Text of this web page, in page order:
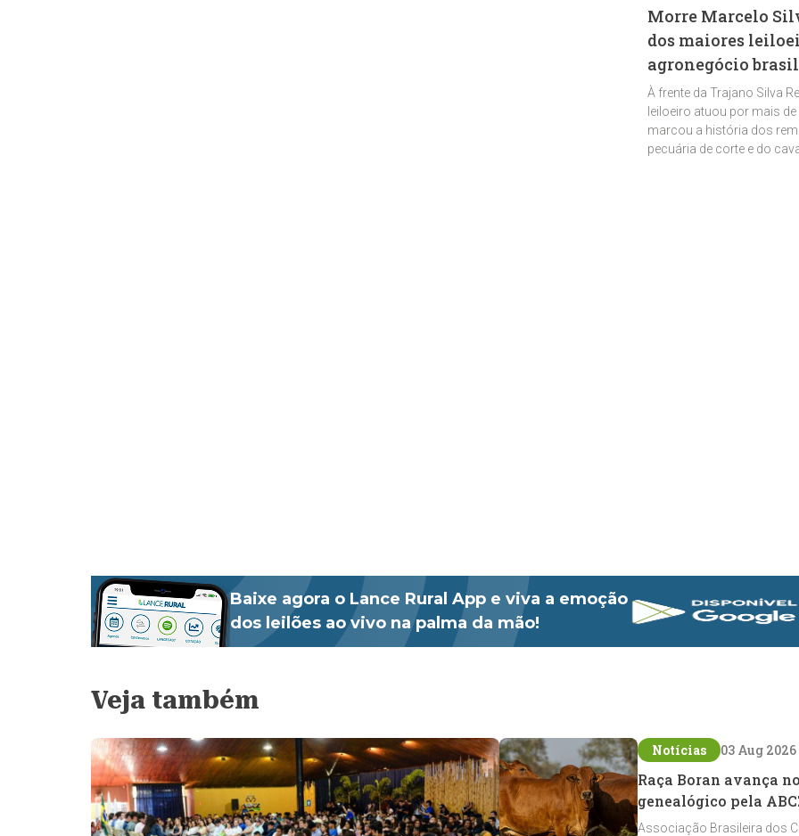
Morre Marcelo
dos maiores
agronegócio
À frente da Trajano Silva
leiloeiro atuou por mais
marcou a história dos
pecuária de corte e do
Baixe agora o Lance Rural App e viva a emoção
dos leilões ao vivo na palma da mão!
Veja também
Notícias 03 Aug 2026
Raça Boran avança
genealógico pela
Associação Brasileira dos